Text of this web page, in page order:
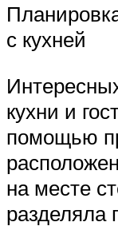
с кухней
кухни и
помощью
на месте